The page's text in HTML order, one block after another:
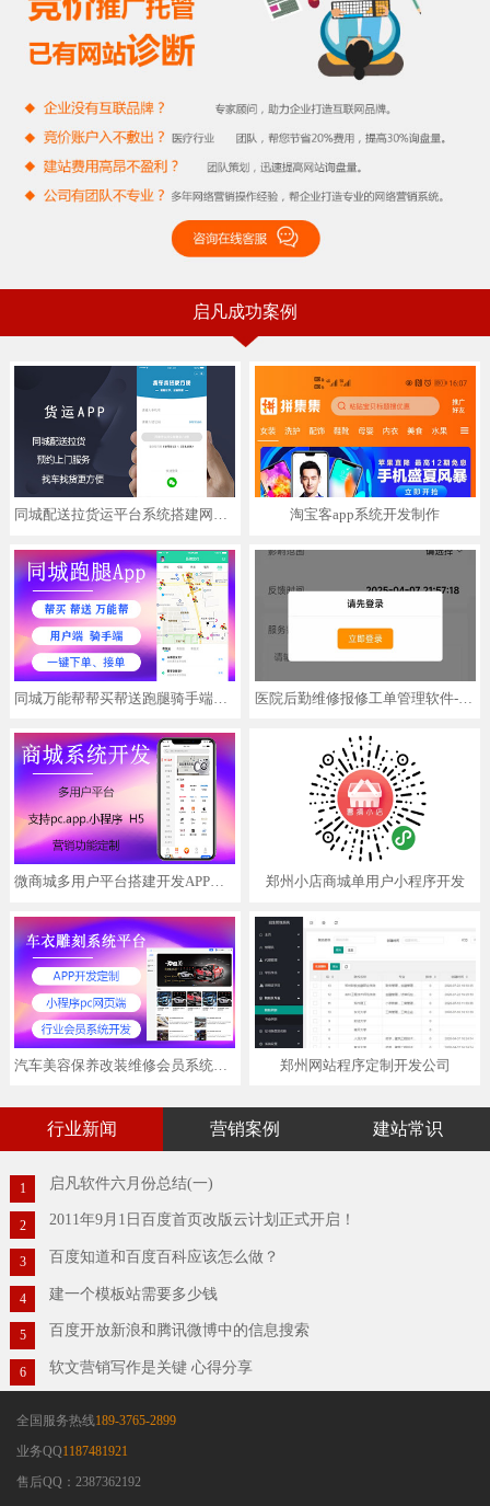
启凡成功案例
同城配送拉货运平台系统搭建网约车搬家预约上门服务app小程序 淘宝客app系统开发制作
医院后勤维修报修工单管理软件-智慧报修实现微信小程序扫码报修_智慧报修系统
微商城多用户平台搭建开发APP电商小程序裂变分销管理营销功能定制 郑州小店商城单用户小程序开发
郑州网站程序定制开发公司
行业新闻 营销案例 建站常识
1 启凡软件六月份总结(一)
2 2011年9月1日百度首页改版云计划正式开启！
3 百度知道和百度百科应该怎么做？
4 建一个模板站需要多少钱
5 百度开放新浪和腾讯微博中的信息搜索
6 软文营销写作是关键 心得分享
全国服务热线189-3765-2899
业务QQ1187481921
售后QQ：2387362192